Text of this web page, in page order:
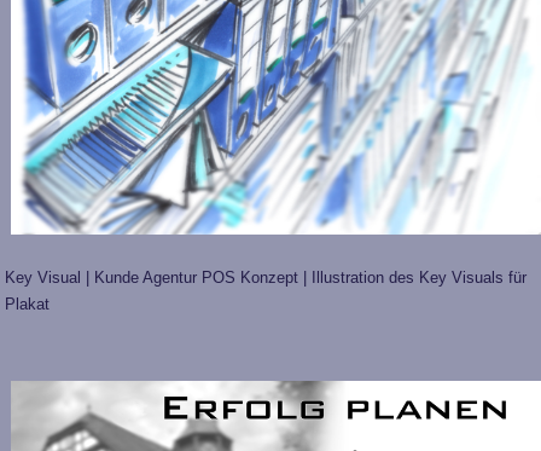
Key Visual | Kunde Agentur POS Konzept | Illustration des Key Visuals für
Plakat